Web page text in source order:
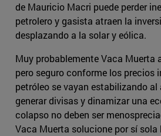
de Mauricio Macri puede perder
petrolero y gasista atraen la
desplazando a la solar y eólica.
Muy probablemente Vaca Muerta
pero seguro conforme los precios
petróleo se vayan estabilizando
generar divisas y dinamizar una
colapso no deben ser
Vaca Muerta solucione por sí sola